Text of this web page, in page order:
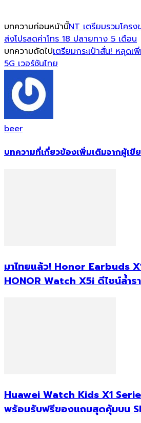
บทความก่อนหน้านี้NT เตรียมรวมโครง
ส่งโปรลดค่าโทร 18 ปลายทาง 5 เดือน
บทความถัดไปเตรียมกระเป๋าสั่น! หลุด
5G เวอร์ชันไทย
beer
บทความที่เกี่ยวข้องเพิ่มเติมจากผู้เขี
มาไทยแล้ว! Honor Earbuds
HONOR Watch X5i ดีไซน์ล้ำร
Huawei Watch Kids X1
พร้อมรับฟรีของแถมสุดคุ้มบน